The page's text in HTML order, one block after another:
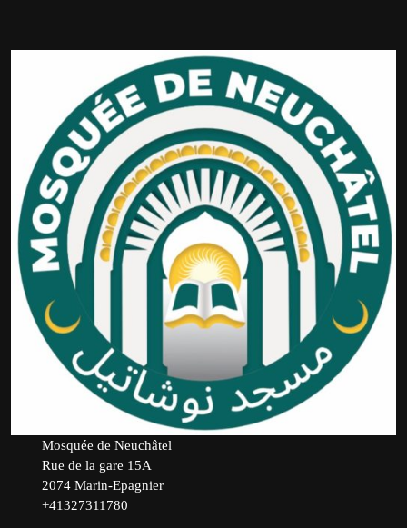
Mosquée de Neuchâtel
Rue de la gare 15A
2074 Marin-Epagnier
+41327311780